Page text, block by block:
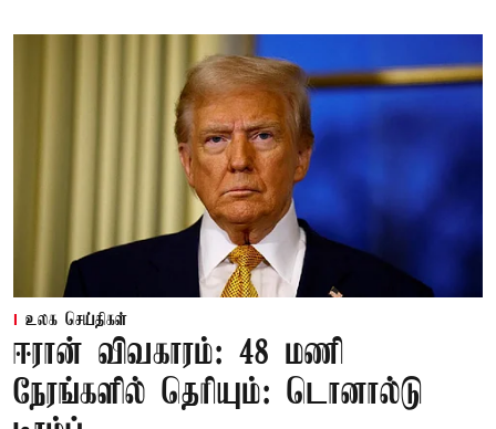
உலக செய்திகள்
ஈரான் விவகாரம்: 48 மணி
நேரங்களில் தெரியும்: டொனால்டு